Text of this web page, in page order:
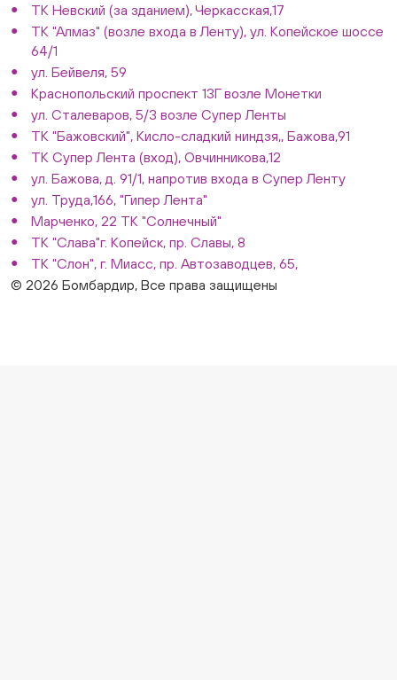
ТК Невский (за зданием), Черкасская,17
ТК "Алмаз" (возле входа в Ленту), ул. Копейское шоссе
64/1
ул. Бейвеля, 59
Краснопольский проспект 13Г возле Монетки
ул. Сталеваров, 5/3 возле Супер Ленты
ТК "Бажовский", Кисло-сладкий ниндзя,, Бажова,91
ТК Супер Лента (вход), Овчинникова,12
ул. Бажова, д. 91/1, напротив входа в Супер Ленту
ул. Труда,166, "Гипер Лента"
Марченко, 22 ТК "Солнечный"
ТК "Слава"г. Копейск, пр. Славы, 8
ТК "Слон", г. Миасс, пр. Автозаводцев, 65,
© 2026 Бомбардир, Все права защищены